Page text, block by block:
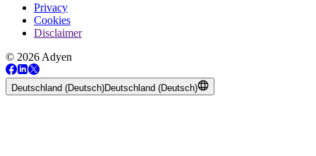
Privacy
Cookies
Disclaimer
© 2026 Adyen
Deutschland (Deutsch)Deutschland (Deutsch)